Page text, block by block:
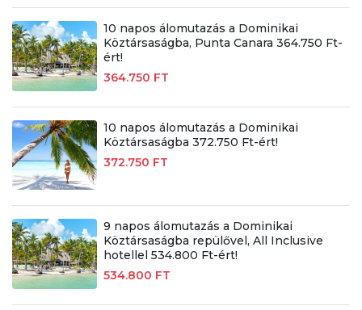
10 napos álomutazás a Dominikai
Köztársaságba, Punta Canara 364.750 Ft-
ért!
364.750 FT
10 napos álomutazás a Dominikai
Köztársaságba 372.750 Ft-ért!
372.750 FT
9 napos álomutazás a Dominikai
Köztársaságba repülővel, All Inclusive
hotellel 534.800 Ft-ért!
534.800 FT